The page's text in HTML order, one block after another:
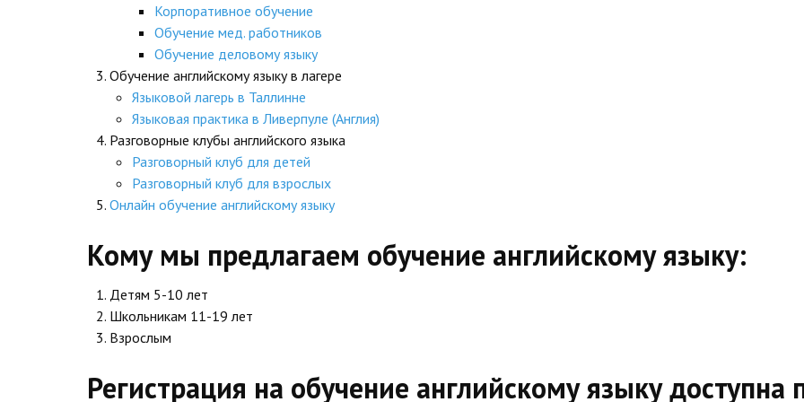
Корпоративное обучение
Обучение мед. работников
Обучение деловому языку
Обучение английскому языку в лагере
Языковой лагерь в Таллинне
Языковая практика в Ливерпуле (Англия)
Разговорные клубы английского языка
Разговорный клуб для детей
Разговорный клуб для взрослых
Онлайн обучение английскому языку
Кому мы предлагаем обучение английскому языку:
Детям 5-10 лет
Школьникам 11-19 лет
Взрослым
Регистрация на обучение английскому языку доступна